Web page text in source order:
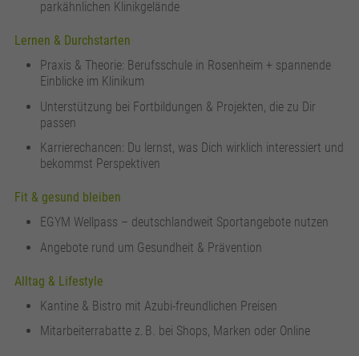
parkähnlichen Klinikgelände
Lernen & Durchstarten
Praxis & Theorie: Berufsschule in Rosenheim + spannende
Einblicke im Klinikum
Unterstützung bei Fortbildungen & Projekten, die zu Dir
passen
Karrierechancen: Du lernst, was Dich wirklich interessiert und
bekommst Perspektiven
Fit & gesund bleiben
EGYM Wellpass – deutschlandweit Sportangebote nutzen
Angebote rund um Gesundheit & Prävention
Alltag & Lifestyle
Kantine & Bistro mit Azubi-freundlichen Preisen
Mitarbeiterrabatte z. B. bei Shops, Marken oder Online